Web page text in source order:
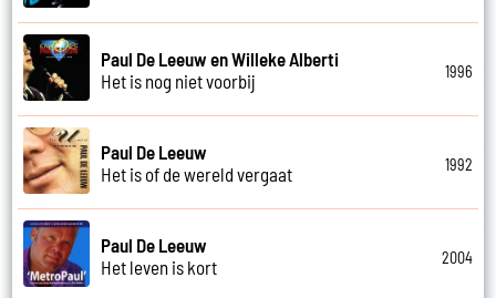
Paul De Leeuw en Willeke Alberti
Het is nog niet voorbij
1996
Paul De Leeuw
Het is of de wereld vergaat
1992
Paul De Leeuw
Het leven is kort
2004